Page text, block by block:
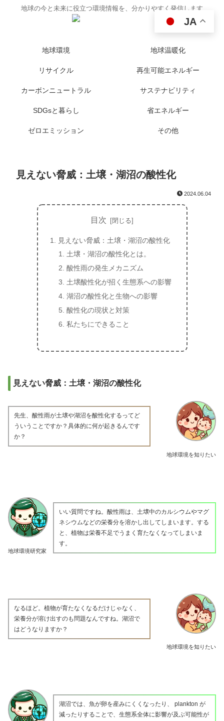
地球の今と未来に役立つ環境情報を、分かりやすく発信します
地球環境 地球温暖化
リサイクル 再生可能エネルギー
カーボンニュートラル サステナビリティ
SDGsと暮らし 省エネルギー
ゼロエミッション その他
見えない脅威：土壌・湖沼の酸性化
2024.06.04
目次
見えない脅威：土壌・湖沼の酸性化
土壌・湖沼の酸性化とは。
酸性雨の発生メカニズム
土壌酸性化が招く生態系への影響
湖沼の酸性化と生物への影響
酸性化の現状と対策
私たちにできること
見えない脅威：土壌・湖沼の酸性化
地球環境を知りたい
先生、酸性雨が土壌や湖沼を酸性化するってど
ういうことですか？具体的に何が起きるんです
か？
地球環境研究家
いい質問ですね。酸性雨は、土壌中のカルシウムやマグ
ネシウムなどの栄養分を溶かし出してしまいます。する
と、植物は栄養不足でうまく育たなくなってしまいま
す。
地球環境を知りたい
なるほど。植物が育たなくなるだけじゃなく、
栄養分が溶け出すのも問題なんですね。湖沼で
はどうなりますか？
湖沼では、魚が卵を産みにくくなったり、 plankton が
減ったりすることで、生態系全体に影響が及ぶ可能性が
JA